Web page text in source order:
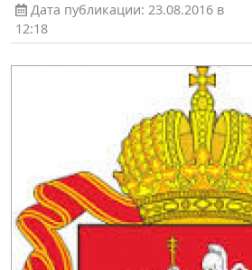
Дата публикации: 23.08.2016 в
12:18